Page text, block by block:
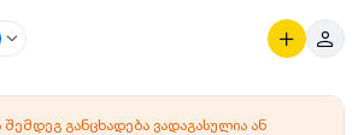
შემდეგ განცხადება ვადაგასულია ან